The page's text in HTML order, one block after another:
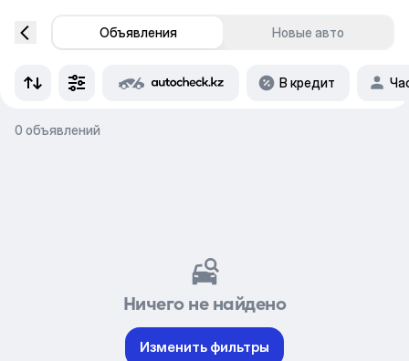
Объявления Новые авто
В кредит
0 объявлений
Ничего не найдено
Изменить фильтры